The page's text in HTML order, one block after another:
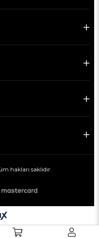
hakları saklıdır.